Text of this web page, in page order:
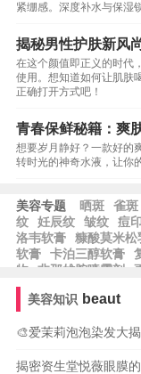
紧绷感。深度补水与保湿
揭秘男性护肤新风
在这个颜值即正义的时代
使用。想知道如何让肌肤
正确打开方式吧！
青春保鲜秘籍：爽
想要岁月静好？一款好的
转时光的神奇水液，让你
美容专题 晒斑 雀斑
纹
妊辰纹 皱纹 痘
洛韦软膏
糠酸莫米松
软膏
卡泊三醇软膏
物
非那雄胺喷雾剂
炮
可
草莓籽油 玉龙茶香
美容知识 beaut
🎨爱茉莉泡泡染发大
揭密资生堂悦薇眼膜